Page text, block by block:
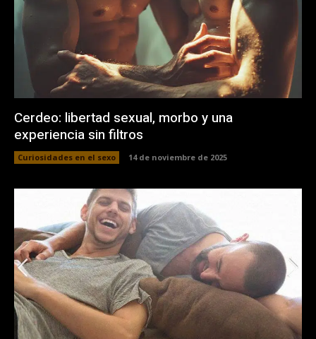
Cerdeo: libertad sexual, morbo y una
experiencia sin filtros
Curiosidades en el sexo 14 de noviembre de 2025